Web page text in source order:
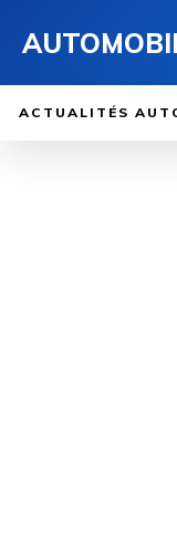
ACTUALITÉS